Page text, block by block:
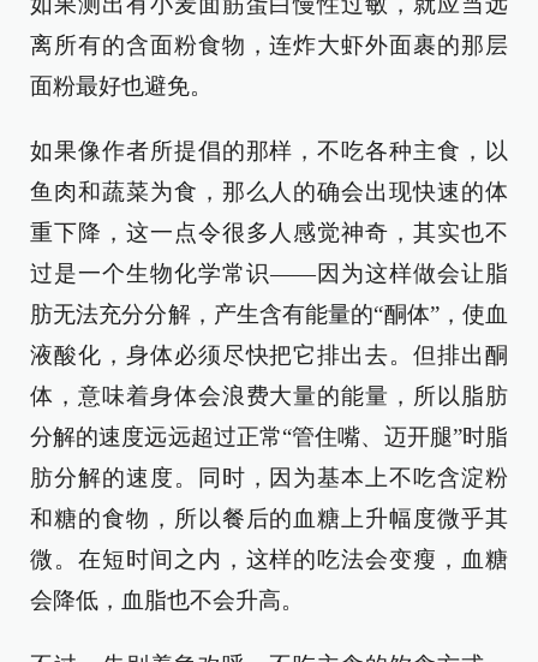
离所有的含面粉食物，连炸大虾外面裹的那层
面粉最好也避免。
如果像作者所提倡的那样，不吃各种主食，以
鱼肉和蔬菜为食，那么人的确会出现快速的体
重下降，这一点令很多人感觉神奇，其实也不
过是一个生物化学常识——因为这样做会让脂
肪无法充分分解，产生含有能量的“酮体”，使血
液酸化，身体必须尽快把它排出去。但排出酮
体，意味着身体会浪费大量的能量，所以脂肪
分解的速度远远超过正常“管住嘴、迈开腿”时脂
肪分解的速度。同时，因为基本上不吃含淀粉
和糖的食物，所以餐后的血糖上升幅度微乎其
微。在短时间之内，这样的吃法会变瘦，血糖
会降低，血脂也不会升高。